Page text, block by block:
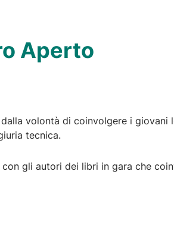
Aperto
volontà di coinvolgere i giovani
tecnica.
gli autori dei libri in gara che